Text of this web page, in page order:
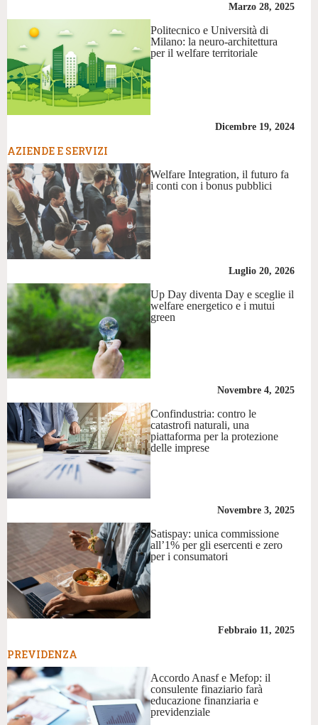
Marzo 28, 2025
Politecnico e Università di
Milano: la neuro-architettura
per il welfare territoriale
Dicembre 19, 2024
AZIENDE E SERVIZI
Welfare Integration, il futuro fa
i conti con i bonus pubblici
Luglio 20, 2026
Up Day diventa Day e sceglie il
welfare energetico e i mutui
green
Novembre 4, 2025
Confindustria: contro le
catastrofi naturali, una
piattaforma per la protezione
delle imprese
Novembre 3, 2025
Satispay: unica commissione
all’1% per gli esercenti e zero
per i consumatori
Febbraio 11, 2025
PREVIDENZA
Accordo Anasf e Mefop: il
consulente finaziario farà
educazione finanziaria e
previdenziale